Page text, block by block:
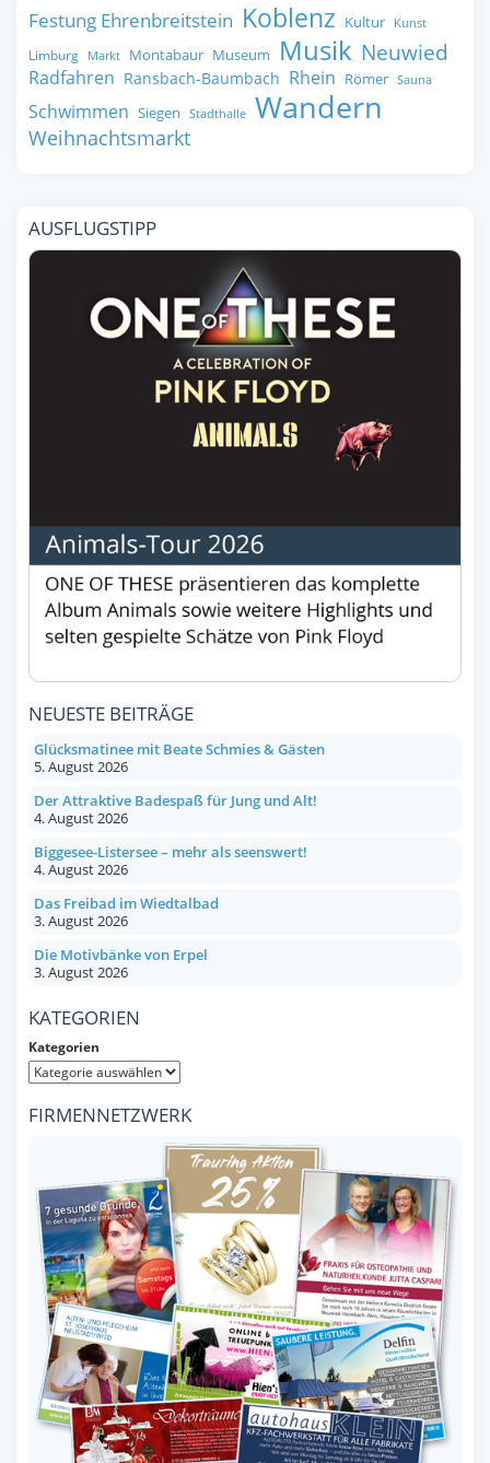
Festung Ehrenbreitstein Koblenz Kultur Kunst
Limburg Markt Montabaur Museum Musik Neuwied
Radfahren Ransbach-Baumbach Rhein Römer Sauna
Schwimmen Siegen Stadthalle Wandern
Weihnachtsmarkt
AUSFLUGSTIPP
NEUESTE BEITRÄGE
Glücksmatinee mit Beate Schmies & Gästen
5. August 2026
Der Attraktive Badespaß für Jung und Alt!
4. August 2026
Biggesee-Listersee – mehr als seenswert!
4. August 2026
Das Freibad im Wiedtalbad
3. August 2026
Die Motivbänke von Erpel
3. August 2026
KATEGORIEN
Kategorien
FIRMENNETZWERK